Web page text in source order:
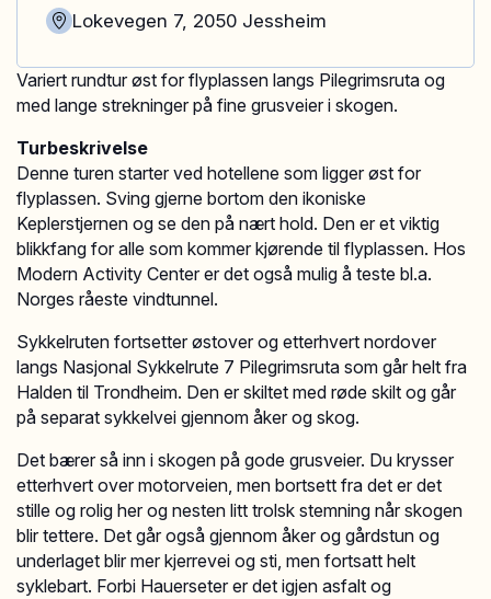
Variert rundtur øst for flyplassen langs Pilegrimsruta og
med lange strekninger på fine grusveier i skogen.
Turbeskrivelse
Denne turen starter ved hotellene som ligger øst for
flyplassen. Sving gjerne bortom den ikoniske
Keplerstjernen og se den på nært hold. Den er et viktig
blikkfang for alle som kommer kjørende til flyplassen. Hos
Modern Activity Center er det også mulig å teste bl.a.
Norges råeste vindtunnel.
Sykkelruten fortsetter østover og etterhvert nordover
langs Nasjonal Sykkelrute 7 Pilegrimsruta som går helt fra
Halden til Trondheim. Den er skiltet med røde skilt og går
på separat sykkelvei gjennom åker og skog.
Det bærer så inn i skogen på gode grusveier. Du krysser
etterhvert over motorveien, men bortsett fra det er det
stille og rolig her og nesten litt trolsk stemning når skogen
blir tettere. Det går også gjennom åker og gårdstun og
underlaget blir mer kjerrevei og sti, men fortsatt helt
syklebart. Forbi Hauerseter er det igjen asfalt og
Lokevegen 7, 2050 Jessheim